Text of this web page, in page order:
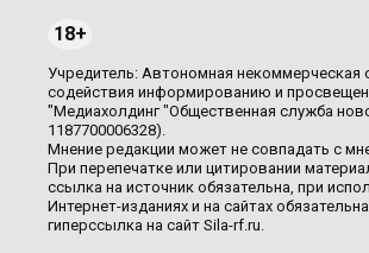
18+
Учредитель: Автономная некоммерческая
содействия информированию и
"Медиахолдинг "Общественная служба
1187700006328).
Мнение редакции может не совпадать с
При перепечатке или цитировании
ссылка на источник обязательна, при
Интернет-изданиях и на сайтах
гиперссылка на сайт Sila-rf.ru.